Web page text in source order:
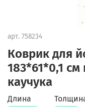
арт. 758234
Коврик для
183*61*0,1
каучука
Длина